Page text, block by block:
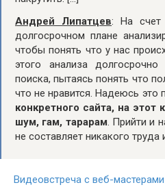
Андрей Липатцев: На
долгосрочном плане
чтобы понять что у нас
этого анализа
поиска, пытаясь понять что
что не нравится. Надеюсь это
конкретного сайта, на этот
шум, гам, тарарам. Прийти и
не составляет никакого труда
Видеовстреча с веб-мастерами